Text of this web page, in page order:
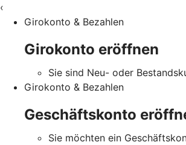
‹
Girokonto & Bezahlen
Girokonto eröffnen
Sie sind Neu- oder
Girokonto & Bezahlen
Geschäftskonto
Sie möchten ein